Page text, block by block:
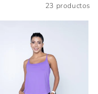
23 productos